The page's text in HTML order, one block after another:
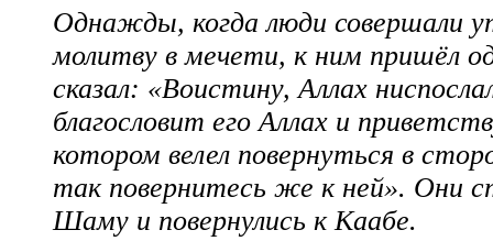
Однажды, когда люди совершали
молитву в мечети, к ним пришёл
сказал: «Воистину, Аллах
благословит его Аллах и
котором велел повернуться в
так повернитесь же к ней». Они
Шаму и повернулись к Каабе.